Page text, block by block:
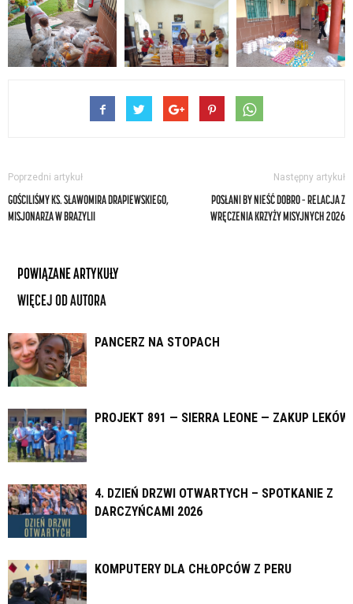
Poprzedni artykuł
GOŚCILIŚMY KS. SŁAWOMIRA DRAPIEWSKIEGO,
MISJONARZA W BRAZYLII
Następny artykuł
POSŁANI BY NIEŚĆ DOBRO – RELACJA Z
WRĘCZENIA KRZYŻY MISYJNYCH 2026
POWIĄZANE ARTYKUŁY
WIĘCEJ OD AUTORA
PANCERZ NA STOPACH
PROJEKT 891 — SIERRA LEONE — ZAKUP LEKÓW
4. DZIEŃ DRZWI OTWARTYCH – SPOTKANIE Z
DARCZYŃCAMI 2026
KOMPUTERY DLA CHŁOPCÓW Z PERU